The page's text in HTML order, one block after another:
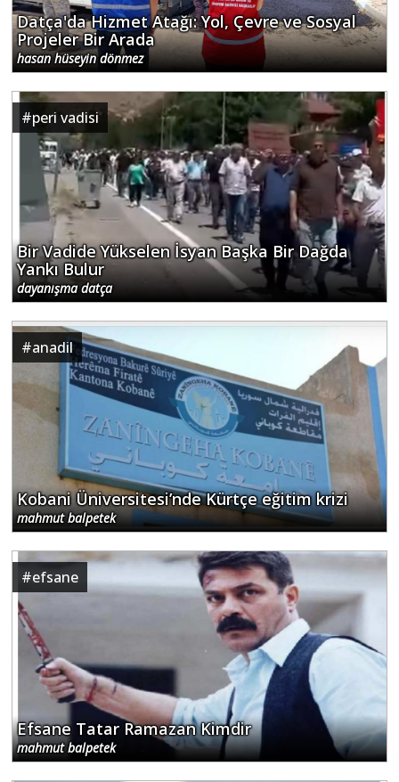
Datça'da Hizmet Atağı: Yol, Çevre ve Sosyal
Projeler Bir Arada
hasan hüseyin dönmez
#peri vadisi
Bir Vadide Yükselen İsyan Başka Bir Dağda
Yankı Bulur
dayanışma datça
#anadil
Kobani Üniversitesi’nde Kürtçe eğitim krizi
mahmut balpetek
#efsane
Efsane Tatar Ramazan Kimdir
mahmut balpetek